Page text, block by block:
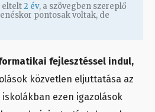
eltelt2 év, a szövegben szereplő
pontosak voltak, de
fejlesztéssel indul,
közvetlen eljuttatása az
ezen igazolások